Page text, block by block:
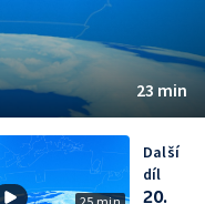
23 min
Další
díl
20.